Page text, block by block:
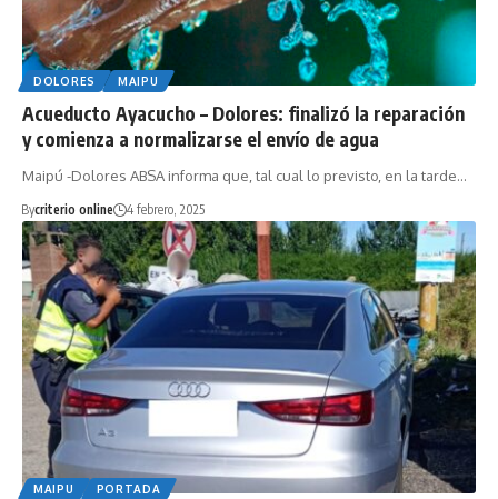
DOLORES MAIPU
Acueducto Ayacucho – Dolores: finalizó la reparación
y comienza a normalizarse el envío de agua
Maipú -Dolores ABSA informa que, tal cual lo previsto, en la tarde…
Bycriterio online 4 febrero, 2025
MAIPU PORTADA